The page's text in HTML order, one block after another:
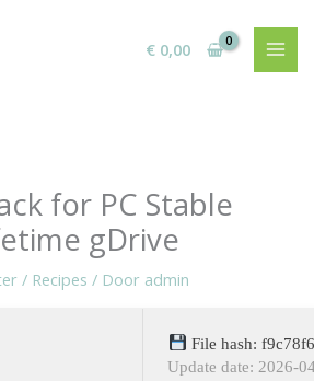
€0,00
for PC Stable
gDrive
/ Recipes / Door admin
File hash:
Update date: 2026-